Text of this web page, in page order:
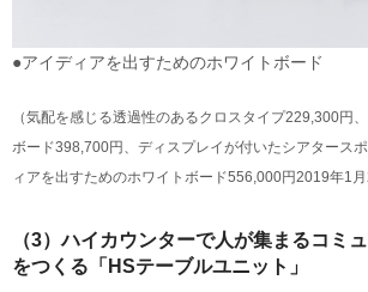
●アイディアを出すためのホワイトボード
（気配を感じる透過性のあるクロスタイプ229,300円
ボード398,700円、ディスプレイが付いたシアタース
ィアを出すためのホワイトボード556,000円2019年1月
（3）ハイカウンターで人が集まるコミ
をつくる「HSテーブルユニット」